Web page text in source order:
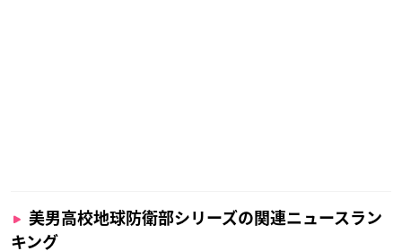
美男高校地球防衛部シリーズの関連ニュースラン
キング